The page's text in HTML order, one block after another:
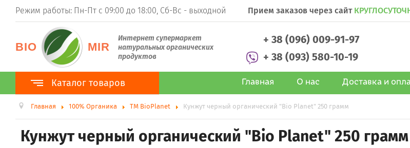
Режим работы: Пн-Пт с 09:00 до 18:00, Сб-Вс - выходной Прием заказов через сайт
BIO MIR
Интернет супермаркет
натуральных органических
продуктов
+ 38 (096) 009-91-97
+ 38 (093) 580-10-19
Каталог товаров
Каталог товаров
ТМ BioPlanet
ТМ BioNota
Главная О нас Доставка и
Главная 100% Органика ТМ BioPlanet Кунжут черный органический "Bio Planet" 250 грамм
Кунжут черный органический "Bio Planet" 250 грамм